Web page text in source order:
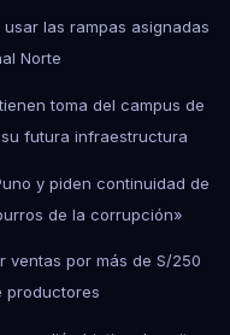
las rampas asignadas
Norte
toma del campus de
futura infraestructura
y piden continuidad de
de la corrupción»
ventas por más de S/250
productores